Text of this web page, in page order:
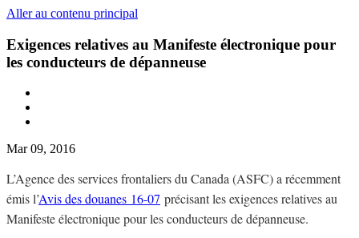
Aller au contenu principal
Exigences relatives au Manifeste électronique pour
les conducteurs de dépanneuse
Mar 09, 2016
L’Agence des services frontaliers du Canada (ASFC) a récemment
émis l’Avis des douanes 16-07 précisant les exigences relatives au
Manifeste électronique pour les conducteurs de dépanneuse.